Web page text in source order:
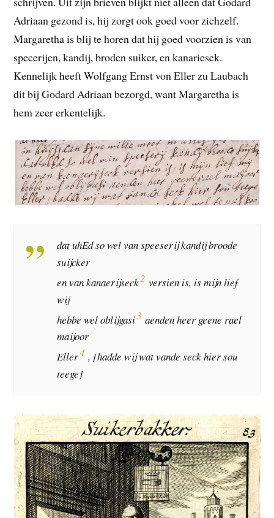
Adriaan gezond is, hij zorgt ook goed voor zichzelf.
Margaretha is blij te horen dat hij goed voorzien is van
specerijen, kandij, broden suiker, en kanariesek.
Kennelijk heeft Wolfgang Ernst von Eller zu Laubach
dit bij Godard Adriaan bezorgd, want Margaretha is
hem zeer erkentelijk.
dat uhEd so wel van speeserij kandij broode
suijcker
en van kanaerijseck2 versien is, is mijn lief
wij
hebbe wel oblijgasi3 aenden heer geene rael
maijoor
Eller4 , [hadde wij wat vande seck hier sou
teege]